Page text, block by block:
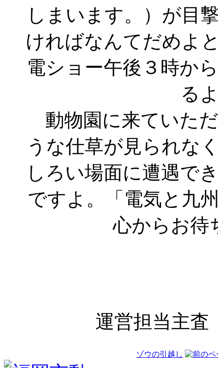
しまいます。）が目
ければなんてだめよ
電ショー午後３時か
る
動物園に来ていた
うな仕草が見られな
しろい場面に遭遇で
ですよ。「電気と九
心からお待
運営担当主
ゾウの引越し